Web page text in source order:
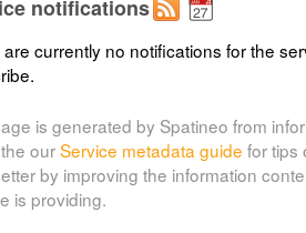
2000 (ortofoto_2000)
2004 (ortofoto_2004)
notifications
currently no notifications for the
is generated by Spatineo from
ourService metadata guide for tips
by improving the information
is providing.